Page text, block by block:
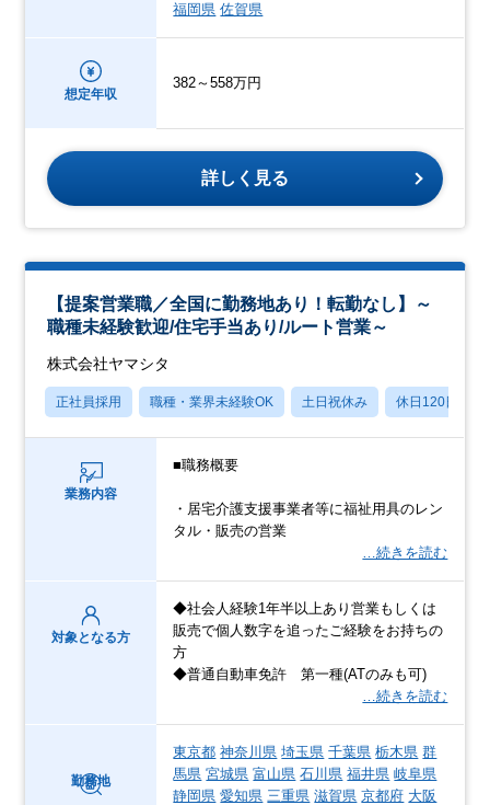
福岡県 佐賀県
想定年収
382～558万円
詳しく見る
【提案営業職／全国に勤務地あり！転勤なし】～
職種未経験歓迎/住宅手当あり/ルート営業～
株式会社ヤマシタ
正社員採用 職種・業界未経験OK 土日祝休み 休日120日以上
業務内容
■職務概要
・居宅介護支援事業者等に福祉用具のレン
タル・販売の営業
…続きを読む
対象となる方
◆社会人経験1年半以上あり営業もしくは
販売で個人数字を追ったご経験をお持ちの
方
◆普通自動車免許 第一種(ATのみも可)
…続きを読む
勤務地
東京都 神奈川県 埼玉県 千葉県 栃木県 群
馬県 宮城県 富山県 石川県 福井県 岐阜県
静岡県 愛知県 三重県 滋賀県 京都府 大阪